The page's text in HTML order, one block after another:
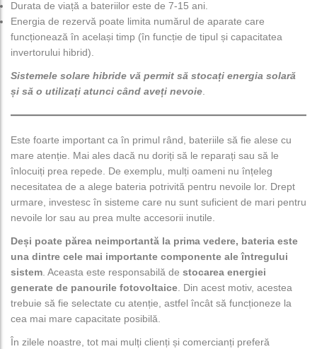
Durata de viață a bateriilor este de 7-15 ani.
Energia de rezervă poate limita numărul de aparate care
funcționează în același timp (în funcție de tipul și capacitatea
invertorului hibrid).
Sistemele solare hibride vă permit să stocați energia solară
și să o utilizați atunci când aveți nevoie
Este foarte important ca în primul rând, bateriile să fie alese cu
mare atenție. Mai ales dacă nu doriți să le reparați sau să le
înlocuiți prea repede. De exemplu, mulți oameni nu înțeleg
necesitatea de a alege bateria potrivită pentru nevoile lor. Drept
urmare, investesc în sisteme care nu sunt suficient de mari pentru
nevoile lor sau au prea multe accesorii inutile.
Deși poate părea neimportantă la prima vedere, bateria este
una dintre cele mai importante componente ale întregului
sistem . Aceasta este responsabilă de stocarea energiei
generate de panourile fotovoltaice . Din acest motiv, acestea
trebuie să fie selectate cu atenție, astfel încât să funcționeze la
cea mai mare capacitate posibilă.
În zilele noastre, tot mai mulți clienți și comercianți preferă